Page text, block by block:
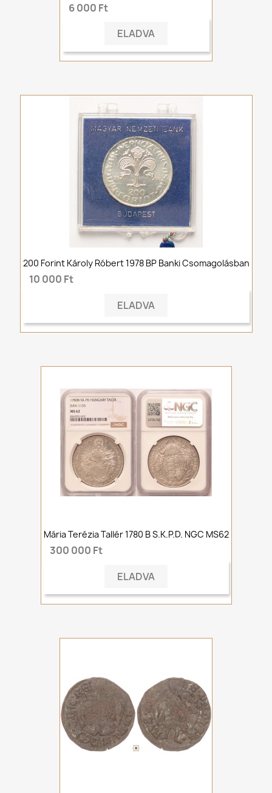
6 000 Ft
ELADVA
200 Forint Károly Róbert 1978 BP Banki Csomagolásban
10 000 Ft
ELADVA
Mária Terézia Tallér 1780 B S.K.P.D. NGC MS62
300 000 Ft
ELADVA